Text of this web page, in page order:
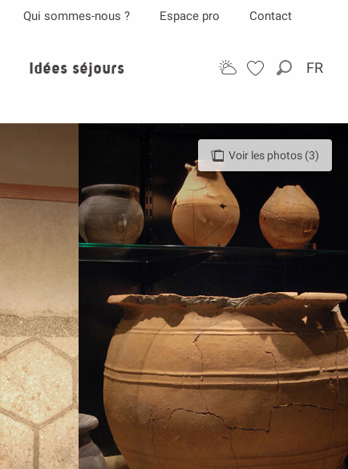
FR
Qui sommes-nous ? Espace pro Contact
Idées séjours
Voir les photos (3)